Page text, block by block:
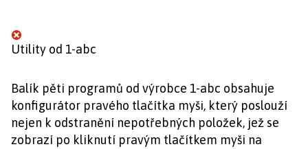
Utility od 1-abc
Balík pěti programů od výrobce 1-abc obsahuje
konfigurátor pravého tlačítka myši, který poslouží
nejen k odstranění nepotřebných položek, jež se
zobrazí po kliknutí pravým tlačítkem myši na